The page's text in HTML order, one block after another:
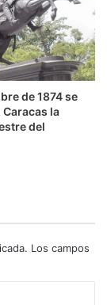
de 1874 se
la
del
Los campos